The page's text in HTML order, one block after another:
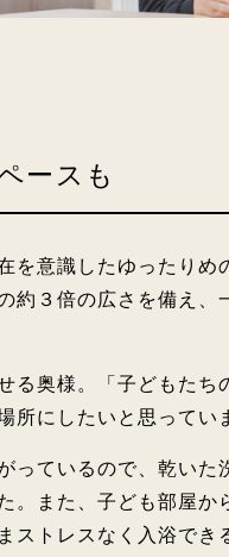
ースも
を意識したゆったりめ
約３倍の広さを備え、
る奥様。「子どもたち
所にしたいと思ってい
っているので、乾いた
。また、子ども部屋か
ストレスなく入浴でき